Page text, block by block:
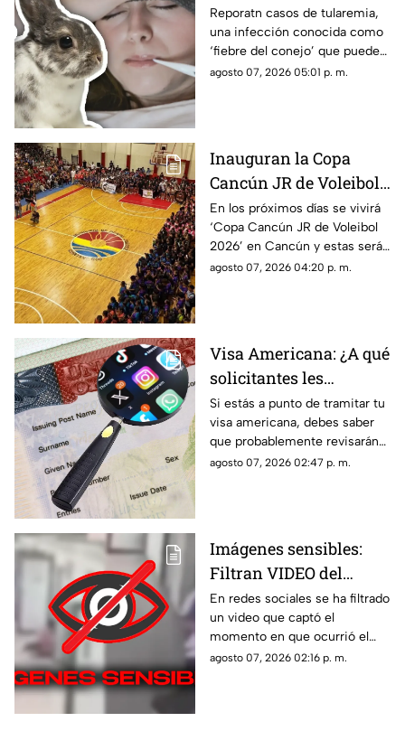
contagia? Reportan
casos de tularemia y
genera alerta en la
población
Reporatn casos de tularemia,
una infección conocida como
‘fiebre del conejo’ que puede
resultar muy grave. Te
agosto 07, 2026 05:01 p. m.
Inauguran la Copa
Cancún JR de Voleibol
2026 en Cancún; aquí
las fechas, categorías y
premios
En los próximos días se vivirá
‘Copa Cancún JR de Voleibol
2026’ en Cancún y estas serán
las fechas, las categorías y los
agosto 07, 2026 04:20 p. m.
Visa Americana: ¿A qué
solicitantes les
revisarán las redes
sociales para su
proceso?
Si estás a punto de tramitar tu
visa americana, debes saber
que probablemente revisarán
tus redes sociales, así que te
agosto 07, 2026 02:47 p. m.
Imágenes sensibles:
Filtran VIDEO del
t1r0t30 de en escuela
que dejó a 7 mu3rt0s y
más de 30 h3r1d0s; así
ocurrió la m4s4cr3
En redes sociales se ha filtrado
un video que captó el
momento en que ocurrió el
tiroteo que dejó a 7 muertos y
agosto 07, 2026 02:16 p. m.